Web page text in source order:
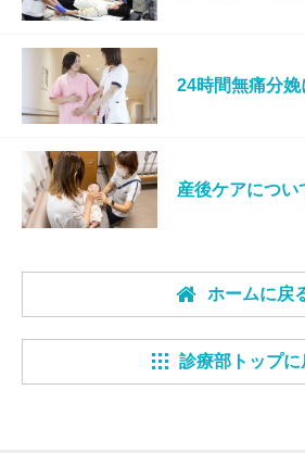
24時間無痛分娩
産後ケアについ
ホームに戻
診療部トップに